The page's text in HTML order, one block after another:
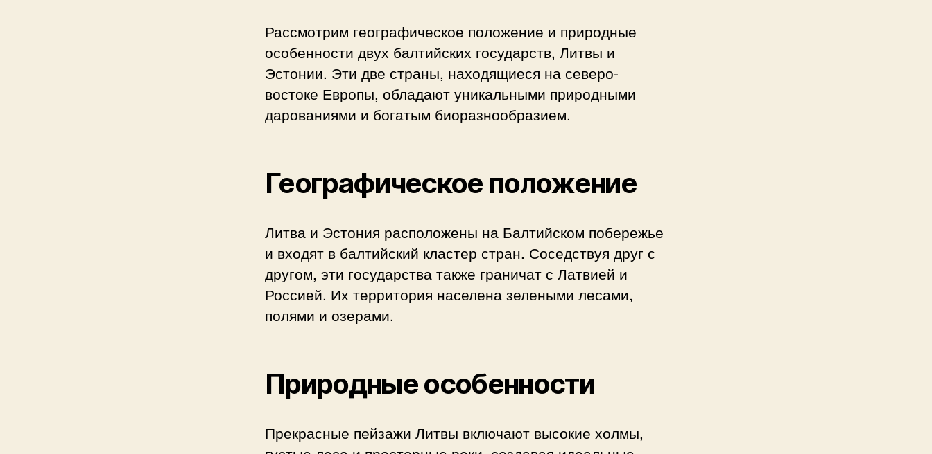
Рассмотрим географическое положение и природные
особенности двух балтийских государств, Литвы и
Эстонии. Эти две страны, находящиеся на северо-
востоке Европы, обладают уникальными природными
дарованиями и богатым биоразнообразием.
Географическое положение
Литва и Эстония расположены на Балтийском побережье
и входят в балтийский кластер стран. Соседствуя друг с
другом, эти государства также граничат с Латвией и
Россией. Их территория населена зелеными лесами,
полями и озерами.
Природные особенности
Прекрасные пейзажи Литвы включают высокие холмы,